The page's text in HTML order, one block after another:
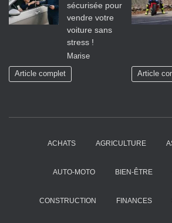
sécurisée pour
vendre votre
voiture sans
stress !
Marise
Article complet Article
ACHATS AGRICULTURE
AUTO-MOTO BIEN-ÊTRE
CONSTRUCTION FINANCES